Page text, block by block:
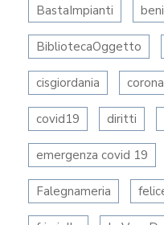
BastaImpianti
BibliotecaOggetto
cisgiordania
covid19 diritti
emergenza covid 19
Falegnameria